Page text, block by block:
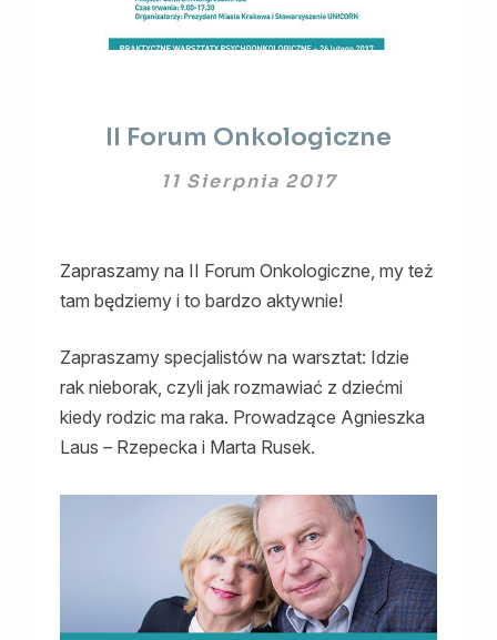
Forum
II Forum Onkologiczne
11 Sierpnia 2017
Zapraszamy na II Forum Onkologiczne, my też
tam będziemy i to bardzo aktywnie!
Zapraszamy specjalistów na warsztat: Idzie
rak nieborak, czyli jak rozmawiać z dziećmi
kiedy rodzic ma raka. Prowadzące Agnieszka
Laus – Rzepecka i Marta Rusek.